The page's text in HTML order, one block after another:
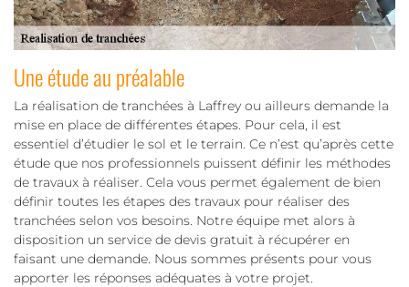
Une étude au préalable
La réalisation de tranchées à Laffrey ou ailleurs demande la
mise en place de différentes étapes. Pour cela, il est
essentiel d’étudier le sol et le terrain. Ce n’est qu’après cette
étude que nos professionnels puissent définir les méthodes
de travaux à réaliser. Cela vous permet également de bien
définir toutes les étapes des travaux pour réaliser des
tranchées selon vos besoins. Notre équipe met alors à
disposition un service de devis gratuit à récupérer en
faisant une demande. Nous sommes présents pour vous
apporter les réponses adéquates à votre projet.